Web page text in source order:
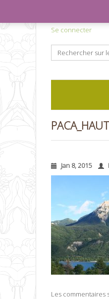
Se connecter
Jan 8, 2015
Les commentaires